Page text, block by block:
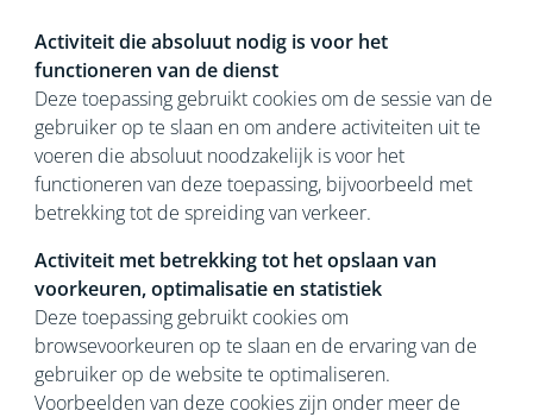
Activiteit die absoluut nodig is voor het
functioneren van de dienst
Deze toepassing gebruikt cookies om de sessie van de
gebruiker op te slaan en om andere activiteiten uit te
voeren die absoluut noodzakelijk is voor het
functioneren van deze toepassing, bijvoorbeeld met
betrekking tot de spreiding van verkeer.
Activiteit met betrekking tot het opslaan van
voorkeuren, optimalisatie en statistiek
Deze toepassing gebruikt cookies om
browsevoorkeuren op te slaan en de ervaring van de
gebruiker op de website te optimaliseren.
Voorbeelden van deze cookies zijn onder meer de